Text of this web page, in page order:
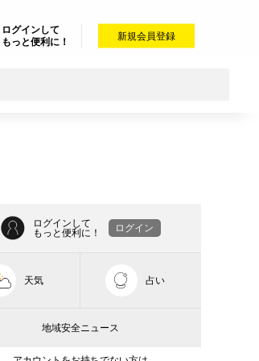
ログインして
もっと便利に！
新規会員登録
ログインして
もっと便利に！
ログイン
天気 占い
地域安全ニュース